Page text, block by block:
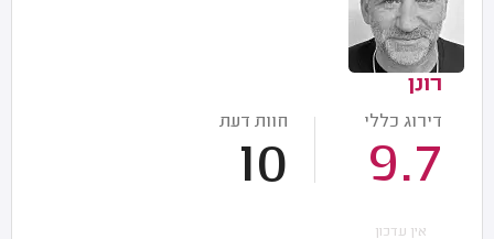
רונן
דירוג כללי
9.7
חוות דעת
10
אין עדכון